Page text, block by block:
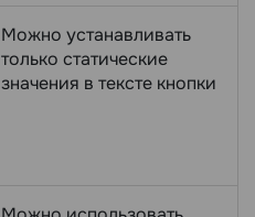
Можно устанавливать
только статические
значения в тексте кнопки